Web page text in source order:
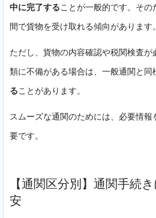
中に完了することが一般的です。そ
間で貨物を受け取れる傾向があります。
ただし、貨物の内容確認や税関検査
類に不備がある場合は、一般通関と同
ることがあります。
スムーズな通関のためには、必要情
要です。
【通関区分別】通関手続
安